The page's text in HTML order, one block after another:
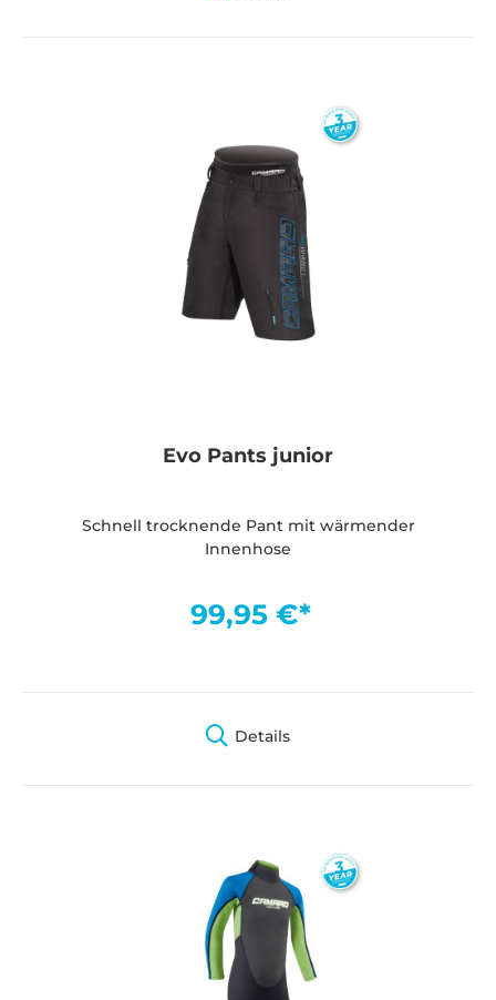
Evo Pants junior
Schnell trocknende Pant mit wärmender
Innenhose
99,95 €*
Details